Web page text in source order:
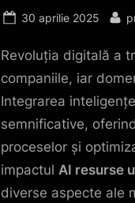
Posted
30 aprilie 2025
Revoluția digitală a
companiile, iar
Integrarea
semnificative,
proceselor și
impactul AI resurse
diverse aspecte ale